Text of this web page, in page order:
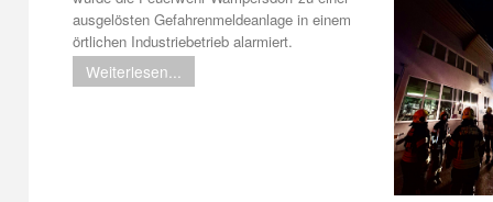
ausgelösten Gefahrenmeldeanlage in einem
örtlichen Industriebetrieb alarmiert.
Weiterlesen...